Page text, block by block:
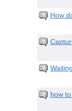
How
how